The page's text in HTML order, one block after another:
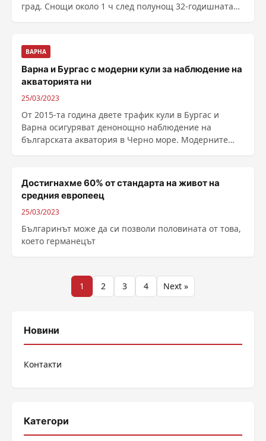
град. Снощи около 1 ч след полунощ 32-годишната
ВАРНА
Варна и Бургас с модерни кули за наблюдение на
акваторията ни
25/03/2023
От 2015-та година двете трафик кули в Бургас и
Варна осигуряват денонощно наблюдение на
българската акватория в Черно море. Модерните
Достигнахме 60% от стандарта на живот на
средния европеец
25/03/2023
Българинът може да си позволи половината от това,
което германецът
Разделяне
публикациите
1 2 3 4 Next »
Новини
Контакти
Категори